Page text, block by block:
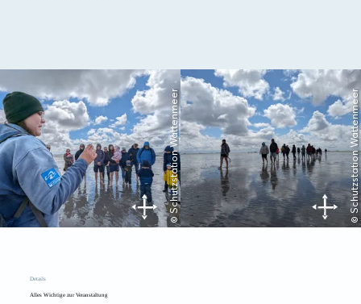
© Schutzstation Wattenmeer © Schutzstation Wattenmeer
Details
Alles Wichtige zur Veranstaltung